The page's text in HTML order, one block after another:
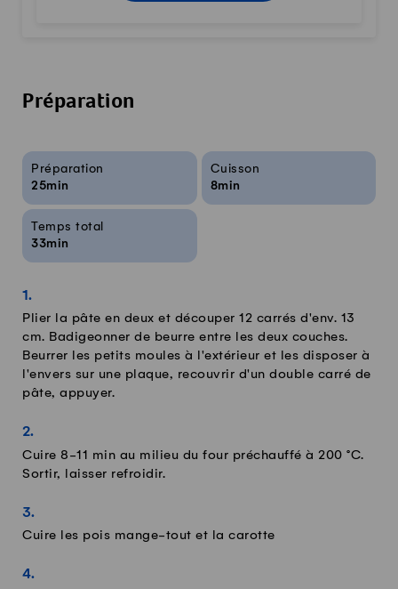
Préparation
Infos sur la recette
Préparation
25min
Cuisson
8min
Temps total
33min
Plier la pâte en deux et découper 12 carrés d'env. 13
cm. Badigeonner de beurre entre les deux couches.
Beurrer les petits moules à l'extérieur et les disposer à
l'envers sur une plaque, recouvrir d'un double carré de
pâte, appuyer.
Cuire 8-11 min au milieu du four préchauffé à 200 °C.
Sortir, laisser refroidir.
Cuire les pois mange-tout et la carotte